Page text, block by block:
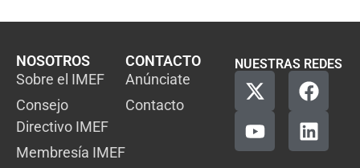
NOSOTROS
Sobre el IMEF
Consejo
Directivo IMEF
Membresía IMEF
CONTACTO
Anúnciate
Contacto
NUESTRAS REDES